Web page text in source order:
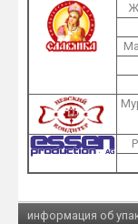
информация об